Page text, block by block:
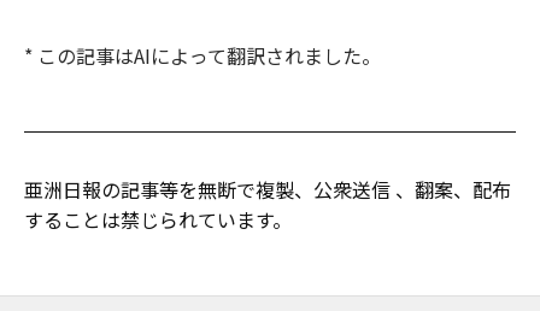
* この記事はAIによって翻訳されました。
亜洲日報の記事等を無断で複製、公衆送信 、翻案、配布
することは禁じられています。